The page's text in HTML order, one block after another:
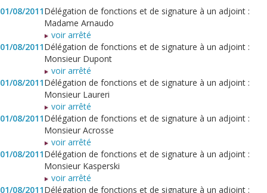
01/08/2011Délégation de fonctions et de signature à un adjoint :
Madame Arnaudo
voir arrêté
01/08/2011Délégation de fonctions et de signature à un adjoint :
Monsieur Dupont
voir arrêté
01/08/2011Délégation de fonctions et de signature à un adjoint :
Monsieur Laureri
voir arrêté
01/08/2011Délégation de fonctions et de signature à un adjoint :
Monsieur Acrosse
voir arrêté
01/08/2011Délégation de fonctions et de signature à un adjoint :
Monsieur Kasperski
voir arrêté
01/08/2011Délégation de fonctions et de signature à un adjoint :